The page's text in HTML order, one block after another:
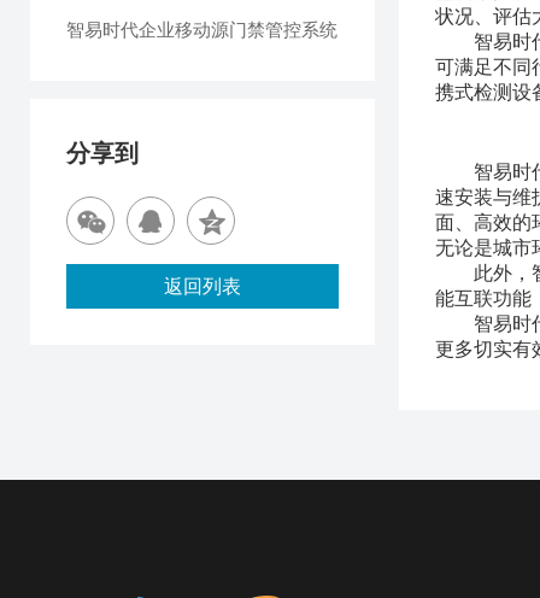
状况、评估
智易时
可满足不同
携式检测设
智易时
速安装与维
面、高效的
无论是城市
此外，
能互联功能
智易时
更多切实有
智易时代企业移动源门禁管控系统
分享到
返回列表